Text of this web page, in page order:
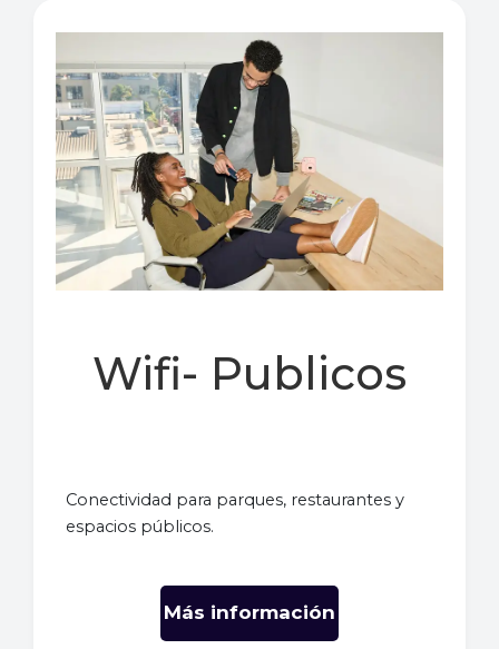
Wifi- Publicos
Conectividad para parques, restaurantes y
espacios públicos.
Más información